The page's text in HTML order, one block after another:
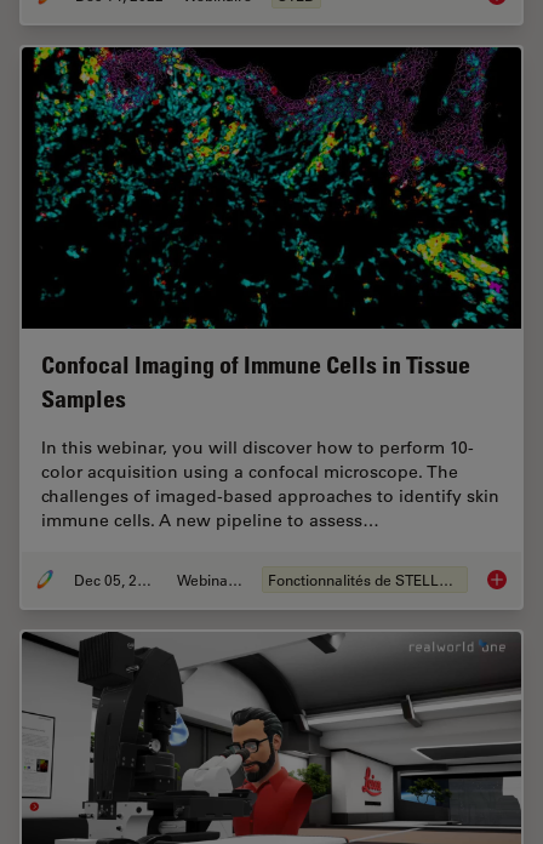
Confocal Imaging of Immune Cells in Tissue
Samples
In this webinar, you will discover how to perform 10-
color acquisition using a confocal microscope. The
challenges of imaged-based approaches to identify skin
immune cells. A new pipeline to assess…
Dec 05, 2022 Webinaire Fonctionnalités de STELLARIS